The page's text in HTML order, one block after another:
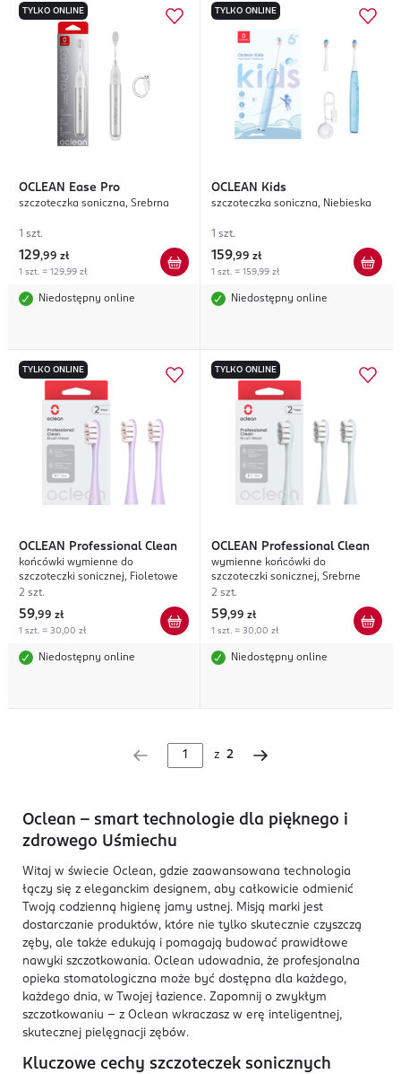
TYLKO ONLINE
OCLEAN Ease Pro
szczoteczka soniczna, Srebrna
1 szt.
129,99 zł
1 szt. = 129,99 zł
Niedostępny online
TYLKO ONLINE
OCLEAN Kids
szczoteczka soniczna, Niebieska
1 szt.
159,99 zł
1 szt. = 159,99 zł
Niedostępny online
TYLKO ONLINE
OCLEAN Professional Clean
końcówki wymienne do
szczoteczki sonicznej, Fioletowe
2 szt.
59,99 zł
1 szt. = 30,00 zł
Niedostępny online
TYLKO ONLINE
OCLEAN Professional Clean
wymienne końcówki do
szczoteczki sonicznej, Srebrne
2 szt.
59,99 zł
1 szt. = 30,00 zł
Niedostępny online
z 2
Oclean – smart technologie dla pięknego i
zdrowego Uśmiechu
Witaj w świecie Oclean, gdzie zaawansowana technologia
łączy się z eleganckim designem, aby całkowicie odmienić
Twoją codzienną higienę jamy ustnej. Misją marki jest
dostarczanie produktów, które nie tylko skutecznie czyszczą
zęby, ale także edukują i pomagają budować prawidłowe
nawyki szczotkowania. Oclean udowadnia, że profesjonalna
opieka stomatologiczna może być dostępna dla każdego,
każdego dnia, w Twojej łazience. Zapomnij o zwykłym
szczotkowaniu – z Oclean wkraczasz w erę inteligentnej,
skutecznej pielęgnacji zębów.
Kluczowe cechy szczoteczek sonicznych